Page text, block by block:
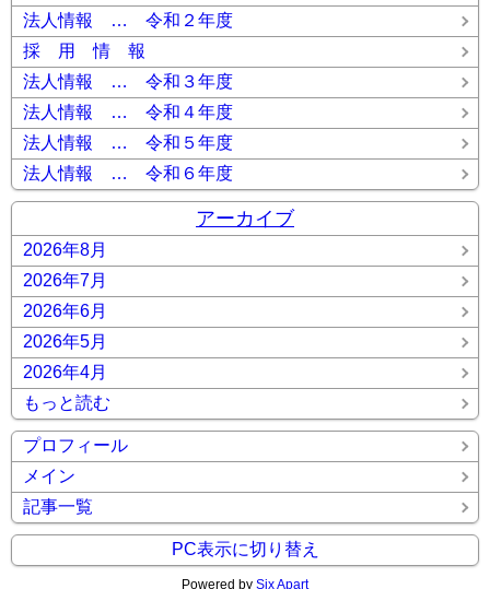
法人情報 … 令和２年度
採 用 情 報
法人情報 … 令和３年度
法人情報 … 令和４年度
法人情報 … 令和５年度
法人情報 … 令和６年度
アーカイブ
2026年8月
2026年7月
2026年6月
2026年5月
2026年4月
もっと読む
プロフィール
メイン
記事一覧
PC表示に切り替え
Powered by Six Apart